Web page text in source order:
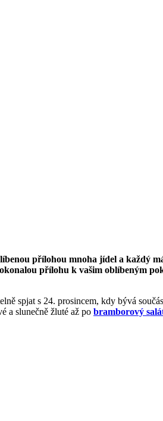
přílohou mnoha jídel a každý
přílohu k vašim oblíbeným
spjat s 24. prosincem, kdy bývá
a slunečně žluté až po bramborový